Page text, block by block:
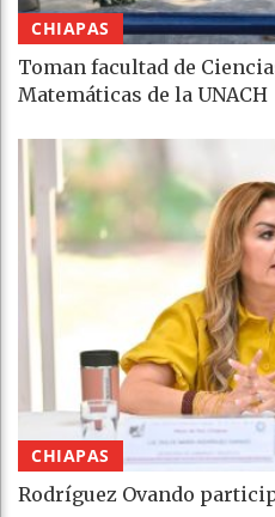
CHIAPAS
Toman facultad de
Matemáticas de la UNACH
CHIAPAS
Rodríguez Ovando